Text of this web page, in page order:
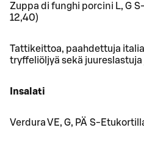
Zuppa di funghi porcini L, G
12,40)
Tattikeittoa, paahdettuja
tryffeliöljyä sekä
Insalati
Verdura VE, G, PÄ S-